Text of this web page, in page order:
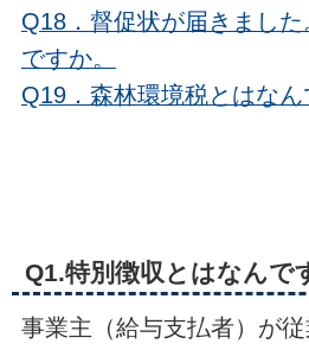
Q18．督促状が届きまし
ですか。
Q19．森林環境税とはなん
Q1.特別徴収とはなんで
事業主（給与支払者）が